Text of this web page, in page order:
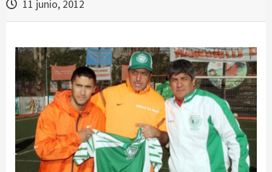
11 junio, 2012